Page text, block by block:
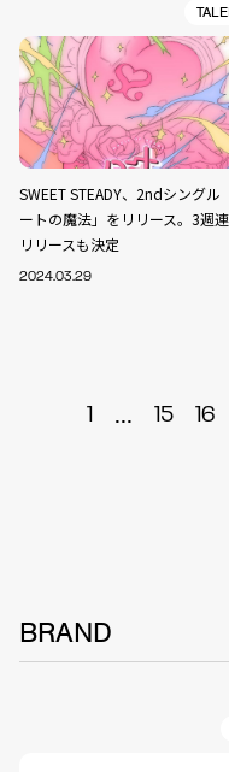
SWEET STEADY、2ndシングル
ートの魔法」をリリース。3週
リリースも決定
2024.03.29
1 ... 15 16
BRAND